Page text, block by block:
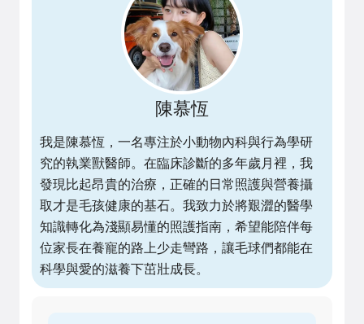
陳慕恆
我是陳慕恆，一名專注於小動物內科與行為學研
究的執業獸醫師。在臨床診斷的多年歲月裡，我
發現比起昂貴的治療，正確的日常照護與營養攝
取才是毛孩健康的基石。我致力於將艱澀的醫學
知識轉化為淺顯易懂的照護指南，希望能陪伴每
位家長在養寵的路上少走彎路，讓毛球們都能在
科學與愛的滋養下茁壯成長。